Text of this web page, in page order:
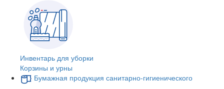
Инвентарь для уборки
Корзины и урны
Бумажная продукция санитарно-гигиенического